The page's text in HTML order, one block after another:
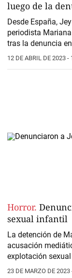
luego de la
Desde España,
periodista
tras la denuncia
12 DE ABRIL DE 2023 -
Horror.
sexual infantil
La detención de
acusación
explotación
23 DE MARZO DE 2023